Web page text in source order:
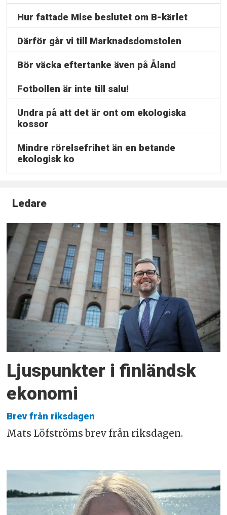
Hur fattade Mise beslutet om B-kärlet
Därför går vi till Marknadsdomstolen
Bör väcka eftertanke även på Åland
Fotbollen är inte till salu!
Undra på att det är ont om ekologiska
kossor
Mindre rörelsefrihet än en betande
ekologisk ko
Ledare
Ljuspunkter i finländsk
ekonomi
Brev från riksdagen
Mats Löfströms brev från riksdagen.